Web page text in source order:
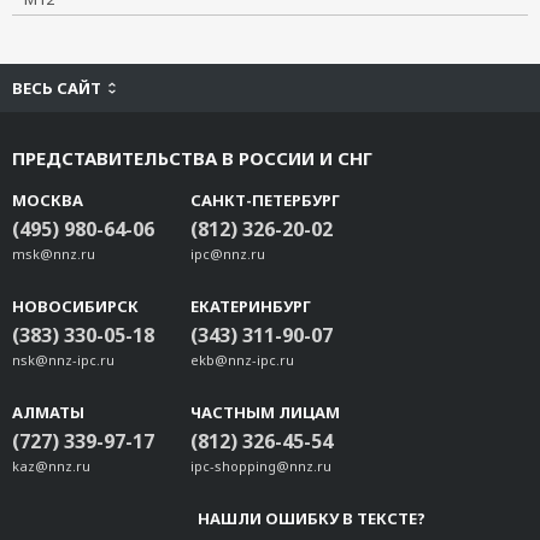
A-CAP-M30M-MIP67
CBL-RJ45F9-150
CBL-M25M9x2-50
TB-M9
TB-F9
TB-M25
ADP-SCm-STf-S
ADP-SCm-STf-M
NP21102
NP21103
ВЕСЬ САЙТ
ПРЕДСТАВИТЕЛЬСТВА В РОССИИ И СНГ
МОСКВА
(495) 980-64-06
msk@nnz.ru
САНКТ-ПЕТЕРБУРГ
(812) 326-20-02
ipc@nnz.ru
НОВОСИБИРСК
(383) 330-05-18
nsk@nnz-ipc.ru
ЕКАТЕРИНБУРГ
(343) 311-90-07
ekb@nnz-ipc.ru
АЛМАТЫ
(727) 339-97-17
kaz@nnz.ru
ЧАСТНЫМ ЛИЦАМ
(812) 326-45-54
ipc-shopping@nnz.ru
НАШЛИ ОШИБКУ В ТЕКСТЕ?